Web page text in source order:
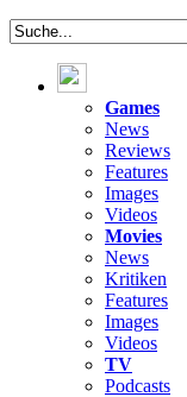
Games
News
Reviews
Features
Images
Videos
Movies
News
Kritiken
Features
Images
Videos
TV
Podcasts